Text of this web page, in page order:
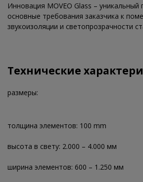
Инновация MOVEO Glass – уникальный
основные требования заказчика к
звукоизоляции и светопрозрачности
Технические
размеры:
толщина элементов: 100 mm
высота в свету: 2.000 – 4.000 мм
ширина элементов: 600 – 1.250 мм